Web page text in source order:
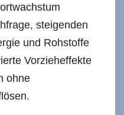
steigenden
und Rohstoffe
Vorzieheffekte
ohne